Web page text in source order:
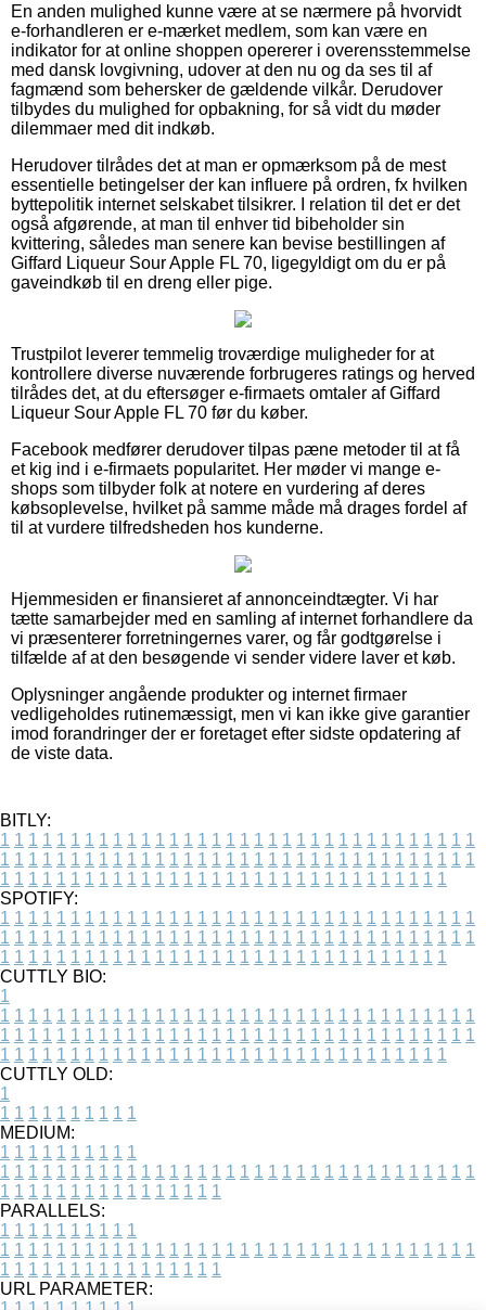
En anden mulighed kunne være at se nærmere på hvorvidt
e-forhandleren er e-mærket medlem, som kan være en
indikator for at online shoppen opererer i overensstemmelse
med dansk lovgivning, udover at den nu og da ses til af
fagmænd som behersker de gældende vilkår. Derudover
tilbydes du mulighed for opbakning, for så vidt du møder
dilemmaer med dit indkøb.
Herudover tilrådes det at man er opmærksom på de mest
essentielle betingelser der kan influere på ordren, fx hvilken
byttepolitik internet selskabet tilsikrer. I relation til det er det
også afgørende, at man til enhver tid bibeholder sin
kvittering, således man senere kan bevise bestillingen af
Giffard Liqueur Sour Apple FL 70, ligegyldigt om du er på
gaveindkøb til en dreng eller pige.
Trustpilot leverer temmelig troværdige muligheder for at
kontrollere diverse nuværende forbrugeres ratings og herved
tilrådes det, at du eftersøger e-firmaets omtaler af Giffard
Liqueur Sour Apple FL 70 før du køber.
Facebook medfører derudover tilpas pæne metoder til at få
et kig ind i e-firmaets popularitet. Her møder vi mange e-
shops som tilbyder folk at notere en vurdering af deres
købsoplevelse, hvilket på samme måde må drages fordel af
til at vurdere tilfredsheden hos kunderne.
Hjemmesiden er finansieret af annonceindtægter. Vi har
tætte samarbejder med en samling af internet forhandlere da
vi præsenterer forretningernes varer, og får godtgørelse i
tilfælde af at den besøgende vi sender videre laver et køb.
Oplysninger angående produkter og internet firmaer
vedligeholdes rutinemæssigt, men vi kan ikke give garantier
imod forandringer der er foretaget efter sidste opdatering af
de viste data.
BITLY:
1 1 1 1 1 1 1 1 1 1 1 1 1 1 1 1 1 1 1 1 1 1 1 1 1 1 1 1 1 1 1 1 1 1
1 1 1 1 1 1 1 1 1 1 1 1 1 1 1 1 1 1 1 1 1 1 1 1 1 1 1 1 1 1 1 1 1 1
1 1 1 1 1 1 1 1 1 1 1 1 1 1 1 1 1 1 1 1 1 1 1 1 1 1 1 1 1 1 1 1
SPOTIFY:
1 1 1 1 1 1 1 1 1 1 1 1 1 1 1 1 1 1 1 1 1 1 1 1 1 1 1 1 1 1 1 1 1 1
1 1 1 1 1 1 1 1 1 1 1 1 1 1 1 1 1 1 1 1 1 1 1 1 1 1 1 1 1 1 1 1 1 1
1 1 1 1 1 1 1 1 1 1 1 1 1 1 1 1 1 1 1 1 1 1 1 1 1 1 1 1 1 1 1 1
CUTTLY BIO:
1
1 1 1 1 1 1 1 1 1 1 1 1 1 1 1 1 1 1 1 1 1 1 1 1 1 1 1 1 1 1 1 1 1 1
1 1 1 1 1 1 1 1 1 1 1 1 1 1 1 1 1 1 1 1 1 1 1 1 1 1 1 1 1 1 1 1 1 1
1 1 1 1 1 1 1 1 1 1 1 1 1 1 1 1 1 1 1 1 1 1 1 1 1 1 1 1 1 1 1 1
CUTTLY OLD:
1
1 1 1 1 1 1 1 1 1 1
MEDIUM:
1 1 1 1 1 1 1 1 1 1
1 1 1 1 1 1 1 1 1 1 1 1 1 1 1 1 1 1 1 1 1 1 1 1 1 1 1 1 1 1 1 1 1 1
1 1 1 1 1 1 1 1 1 1 1 1 1 1 1 1
PARALLELS:
1 1 1 1 1 1 1 1 1 1
1 1 1 1 1 1 1 1 1 1 1 1 1 1 1 1 1 1 1 1 1 1 1 1 1 1 1 1 1 1 1 1 1 1
1 1 1 1 1 1 1 1 1 1 1 1 1 1 1 1
URL PARAMETER: